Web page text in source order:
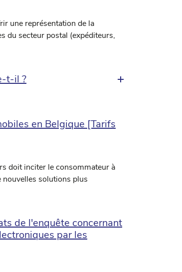
une représentation de la
du secteur postal (expéditeurs,
t-il ?
en Belgique [Tarifs
doit inciter le consommateur à
nouvelles solutions plus
de l'enquête concernant
par les